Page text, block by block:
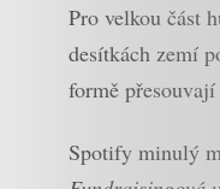
Pro velkou část
desítkách zemí
formě
Spotify minulý